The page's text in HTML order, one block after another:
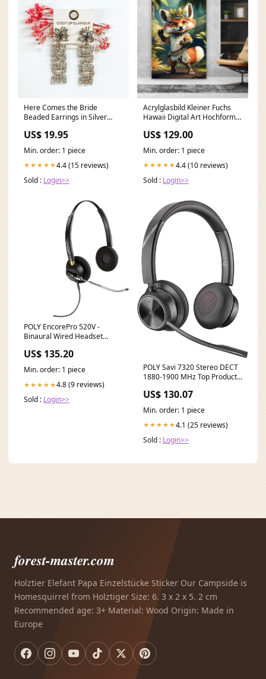
Here Comes the Bride
Beaded Earrings in Silver
US$ 19.95
Min. order: 1 piece
★★★★★4.4 (15 reviews)
Sold : Login>>
Acrylglasbild Kleiner Fuchs
Hawaii Digital Art Hochformat
US$ 129.00
Min. order: 1 piece
★★★★★4.4 (10 reviews)
Sold : Login>>
POLY EncorePro 520V -
Binaural Wired Headset
(34")
US$ 135.20
Min. order: 1 piece
★★★★★4.8 (9 reviews)
Sold : Login>>
POLY Savi 7320 Stereo DECT
1880-1900 MHz Top Product
US$ 130.07
Min. order: 1 piece
★★★★★4.1 (25 reviews)
Sold : Login>>
forest-master.com
Holztier Elefant Papa Einzelstücke Sticker Our Campside is
Homesquirrel from Holztiger Size: 6. 3 x 2 x 5. 2 cm
Recommended age: 3+ Material: Wood Origin: Made in
Europe